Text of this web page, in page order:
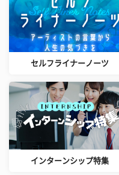
セルフライナーノーツ
インターンシップ特集